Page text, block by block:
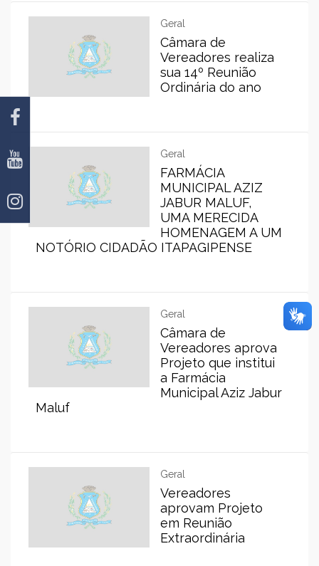
Geral
Câmara de
Vereadores realiza
sua 14º Reunião
Ordinária do ano
Geral
FARMÁCIA
MUNICIPAL AZIZ
JABUR MALUF,
UMA MERECIDA
HOMENAGEM A UM
NOTÓRIO CIDADÃO ITAPAGIPENSE
Geral
Câmara de
Vereadores aprova
Projeto que institui
a Farmácia
Municipal Aziz Jabur
Maluf
Geral
Vereadores
aprovam Projeto
em Reunião
Extraordinária